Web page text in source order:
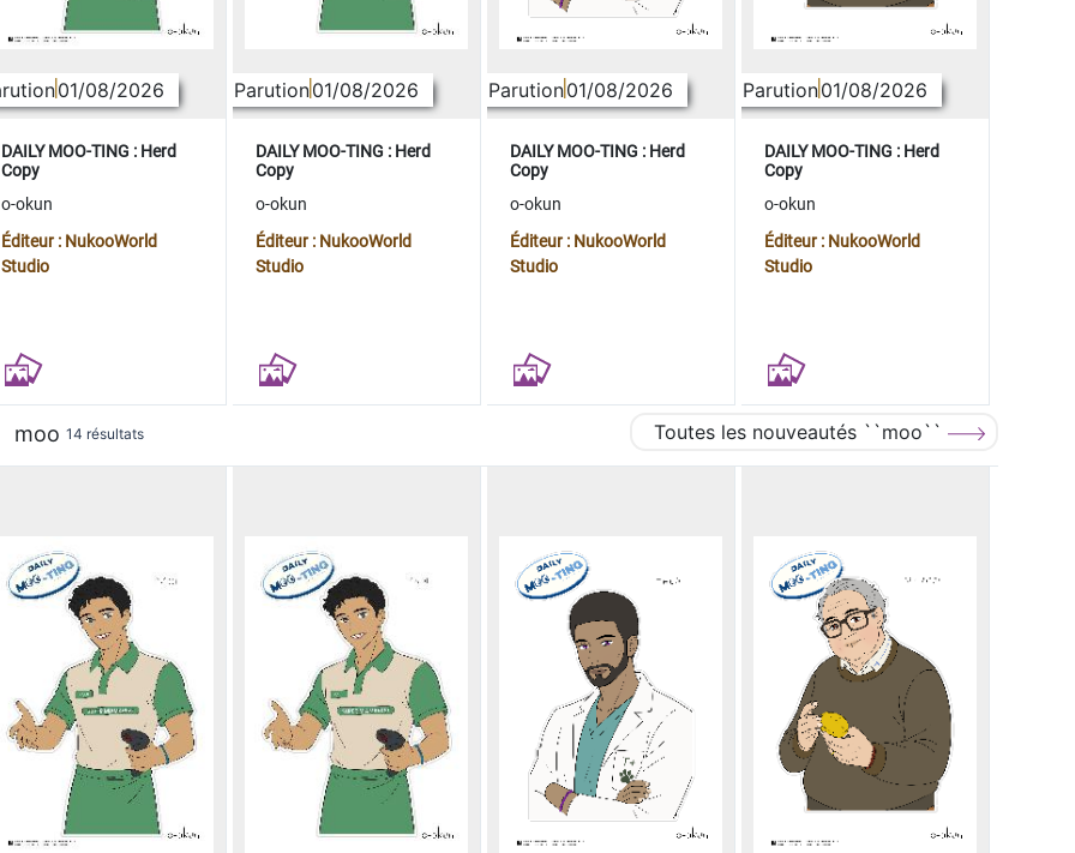
01/08/2026
DAILY MOO-TING : Herd
Copy
o-okun
Éditeur : NukooWorld
Studio
Parution01/08/2026
DAILY MOO-TING : Herd
Copy
o-okun
Éditeur : NukooWorld
Studio
Parution01/08/2026
DAILY MOO-TING : Herd
Copy
o-okun
Éditeur : NukooWorld
Studio
Parution01/08/2026
DAILY MOO-TING : Herd
Copy
o-okun
Éditeur : NukooWorld
Studio
moo 14 résultats Toutes les nouveautés ``moo``